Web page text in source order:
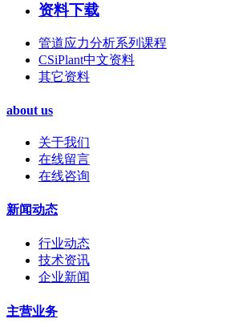
资料下载
管道应力分析系列课程
CSiPlant中文资料
其它资料
about us
关于我们
在线留言
在线咨询
新闻动态
行业动态
技术资讯
企业新闻
主营业务